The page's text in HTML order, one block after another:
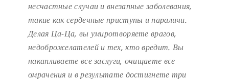
несчастные случаи и внезапные заболевания,
такие как сердечные приступы и параличи.
Делая Ца-Ца, вы умиротворяете врагов,
недоброжелателей и тех, кто вредит. Вы
накапливаете все заслуги, очищаете все
омрачения и в результате достигнете три